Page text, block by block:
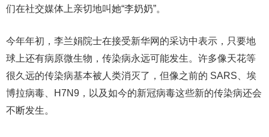
们在社交媒体上亲切地叫她“李奶奶”。
今年年初，李兰娟院士在接受新华网的采访中表示，只要地
球上还有病原微生物，传染病永远可能发生。许多像天花等
很久远的传染病基本被人类消灭了，但像之前的 SARS、埃
博拉病毒、H7N9，以及如今的新冠病毒这些新的传染病还会
不断发生。